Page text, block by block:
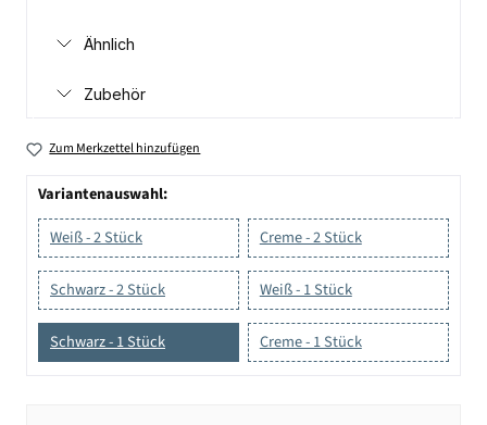
Ähnlich
Zubehör
Zum Merkzettel hinzufügen
Variantenauswahl:
Weiß - 2 Stück
Creme - 2 Stück
Schwarz - 2 Stück Weiß - 1 Stück
Schwarz - 1 Stück Creme - 1 Stück